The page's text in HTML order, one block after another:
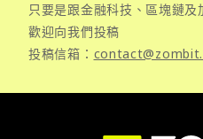
只要是跟金融科技、區塊鏈
歡迎向我們投稿
投稿信箱：